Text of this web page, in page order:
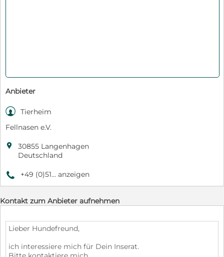
Anbieter
 Tierheim
Fellnasen e.V.

30855 Langenhagen
Deutschland
9 +49 (0)51... anzeigen
Kontakt zum Anbieter aufnehmen